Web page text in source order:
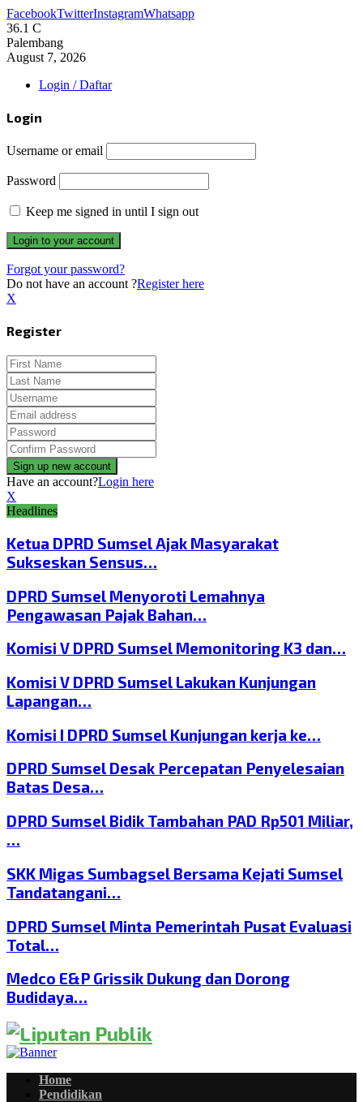
FacebookTwitterInstagramWhatsapp
36.1 C
Palembang
August 7, 2026
Login / Daftar
Login
Username or email
Password
Keep me signed in until I sign out
Forgot your password?
Do not have an account ?Register here
X
Register
Have an account?Login here
X
Headlines
Ketua DPRD Sumsel Ajak Masyarakat
Sukseskan Sensus…
DPRD Sumsel Menyoroti Lemahnya
Pengawasan Pajak Bahan…
Komisi V DPRD Sumsel Memonitoring K3 dan…
Komisi V DPRD Sumsel Lakukan Kunjungan
Lapangan…
Komisi I DPRD Sumsel Kunjungan kerja ke…
DPRD Sumsel Desak Percepatan Penyelesaian
Batas Desa…
DPRD Sumsel Bidik Tambahan PAD Rp501 Miliar,
…
SKK Migas Sumbagsel Bersama Kejati Sumsel
Tandatangani…
DPRD Sumsel Minta Pemerintah Pusat Evaluasi
Total…
Medco E&P Grissik Dukung dan Dorong
Budidaya…
Home
Pendidikan